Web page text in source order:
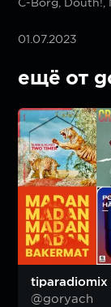
01.07.2023
ещё от
@goryach